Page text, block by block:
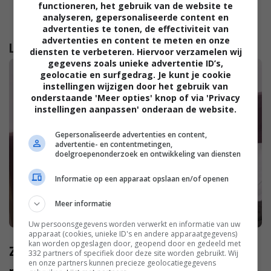
Lees verder...
Zo voel je je beter tijdens die tijd van de
functioneren, het gebruik van de website te
analyseren, gepersonaliseerde content en
advertenties te tonen, de effectiviteit van
advertenties en content te meten en onze
diensten te verbeteren. Hiervoor verzamelen wij
gegevens zoals unieke advertentie ID’s,
geolocatie en surfgedrag. Je kunt je cookie
instellingen wijzigen door het gebruik van
onderstaande 'Meer opties' knop of via 'Privacy
instellingen aanpassen' onderaan de website.
Gepersonaliseerde advertenties en content,
advertentie- en contentmetingen,
doelgroepenonderzoek en ontwikkeling van diensten
Informatie op een apparaat opslaan en/of openen
Meer informatie
Uw persoonsgegevens worden verwerkt en informatie van uw
apparaat (cookies, unieke ID's en andere apparaatgegevens)
kan worden opgeslagen door, geopend door en gedeeld met
332 partners of specifiek door deze site worden gebruikt. Wij
en onze partners kunnen precieze geolocatiegegevens